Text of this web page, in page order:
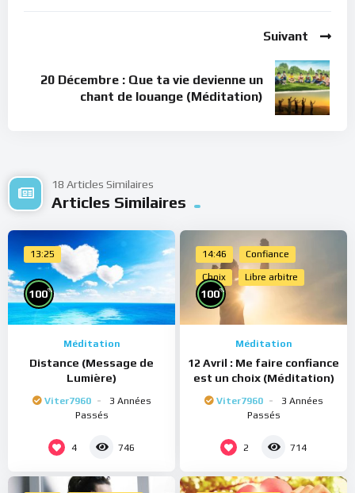
Suivant
20 Décembre : Que ta vie devienne un
chant de louange (Méditation)
18 Articles Similaires
Articles Similaires
13:25
100%
Méditation
Distance (Message de
Lumière)
Viter7960
3 Années
Passés
4 746
14:46 Confiance
Choix Libre arbitre
100%
Méditation
12 Avril : Me faire confiance
est un choix (Méditation)
Viter7960
3 Années
Passés
2 714